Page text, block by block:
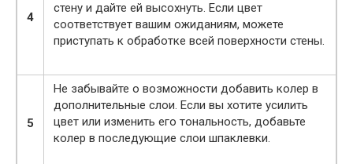
4
стену и дайте ей высохнуть. Если цвет
соответствует вашим ожиданиям, можете
приступать к обработке всей поверхности стены.
5
Не забывайте о возможности добавить колер в
дополнительные слои. Если вы хотите усилить
цвет или изменить его тональность, добавьте
колер в последующие слои шпаклевки.